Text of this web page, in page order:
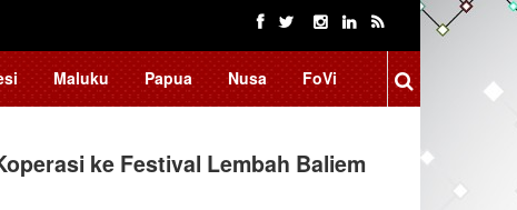
Maluku Papua Nusa FoVi
ke Festival Lembah Baliem